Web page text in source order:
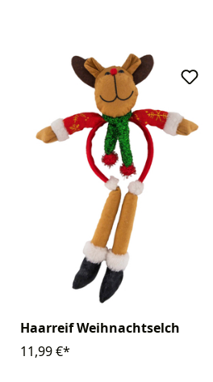
Haarreif Weihnachtselch
11,99 €*